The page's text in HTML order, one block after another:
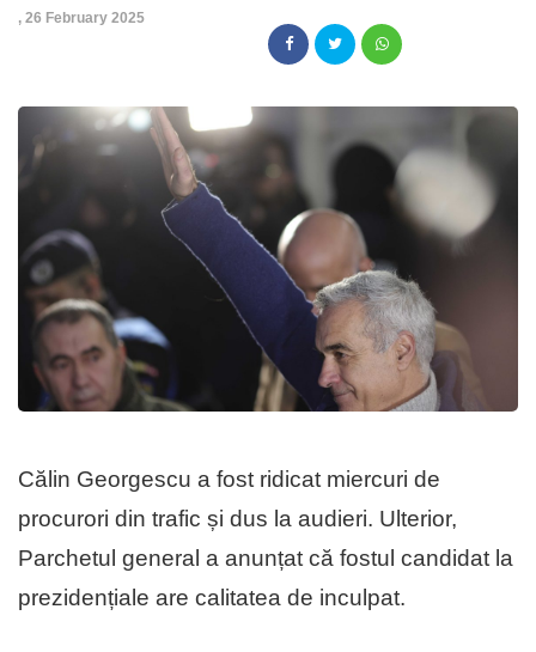
, 26 February 2025
Călin Georgescu a fost ridicat miercuri de
procurori din trafic și dus la audieri. Ulterior,
Parchetul general a anunțat că fostul candidat la
prezidențiale are calitatea de inculpat.